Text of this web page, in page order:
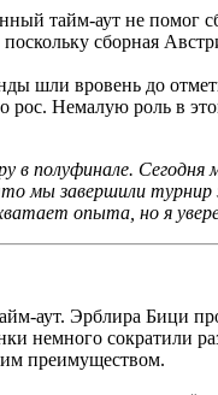
тайм-аут не
сборная
шли вровень до
Немалую роль в
полуфинале.
мы завершили
опыта, но я
аут. Эрблира Бици
немного сократили
преимуществом.